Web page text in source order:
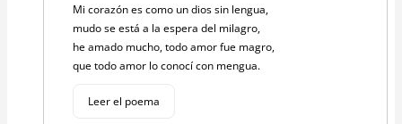
Mi corazón es como un dios sin lengua,
mudo se está a la espera del milagro,
he amado mucho, todo amor fue magro,
que todo amor lo conocí con mengua.
Leer el poema